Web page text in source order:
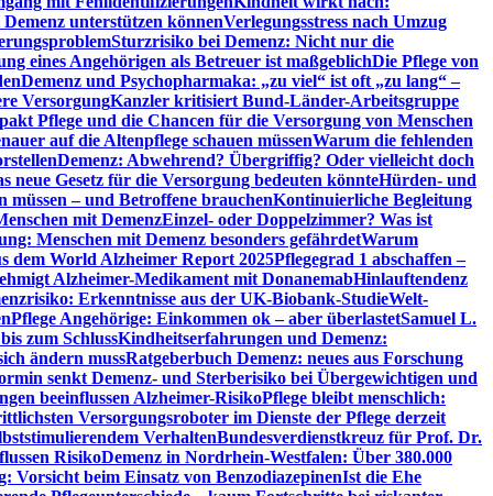
unterstützen könnenVerlegungsstress nach Umzug
Sturzrisiko bei Demenz: Nicht nur die
eines Angehörigen als Betreuer ist maßgeblichDie Pflege von
Demenz und Psychopharmaka: „zu viel“ ist oft „zu lang“ –
VersorgungKanzler kritisiert Bund-Länder-Arbeitsgruppe
Pflege und die Chancen für die Versorgung von Menschen
auf die Altenpflege schauen müssenWarum die fehlenden
Demenz: Abwehrend? Übergriffig? Oder vielleicht doch
neue Gesetz für die Versorgung bedeuten könnteHürden- und
– und Betroffene brauchenKontinuierliche Begleitung
mit DemenzEinzel- oder Doppelzimmer? Was ist
Menschen mit Demenz besonders gefährdetWarum
dem World Alzheimer Report 2025Pflegegrad 1 abschaffen –
Alzheimer-Medikament mit DonanemabHinlauftendenz
Erkenntnisse aus der UK-Biobank-StudieWelt-
Pflege Angehörige: Einkommen ok – aber überlastetSamuel L.
zum SchlussKindheitserfahrungen und Demenz:
ändern mussRatgeberbuch Demenz: neues aus Forschung
senkt Demenz- und Sterberisiko bei Übergewichtigen und
beeinflussen Alzheimer-RisikoPflege bleibt menschlich:
Versorgungsroboter im Dienste der Pflege derzeit
VerhaltenBundesverdienstkreuz für Prof. Dr.
RisikoDemenz in Nordrhein-Westfalen: Über 380.000
Vorsicht beim Einsatz von BenzodiazepinenIst die Ehe